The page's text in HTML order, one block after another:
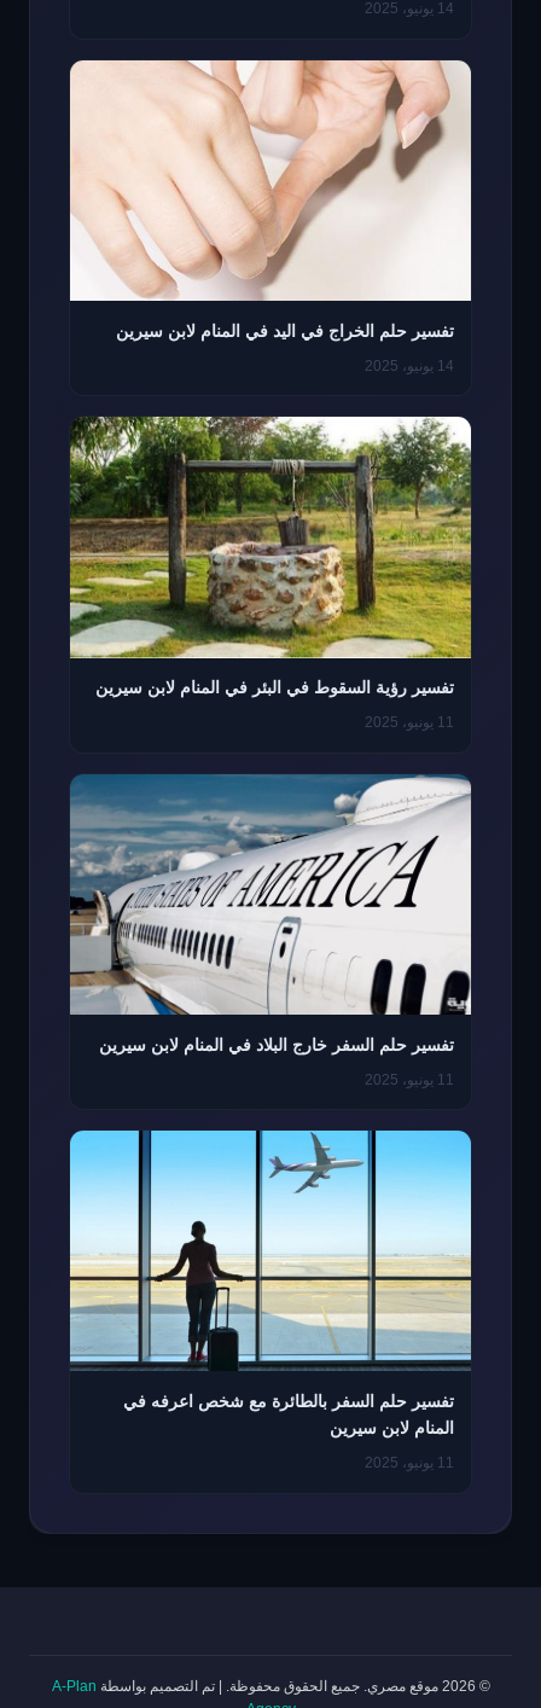
14 يونيو، 2025
تفسير حلم الخراج في اليد في المنام لابن سيرين
14 يونيو، 2025
تفسير رؤية السقوط في البئر في المنام لابن سيرين
11 يونيو، 2025
تفسير حلم السفر خارج البلاد في المنام لابن سيرين
11 يونيو، 2025
تفسير حلم السفر بالطائرة مع شخص اعرفه في
المنام لابن سيرين
11 يونيو، 2025
© 2026 موقع مصري. جميع الحقوق محفوظة. |تم التصميم بواسطة A-Plan